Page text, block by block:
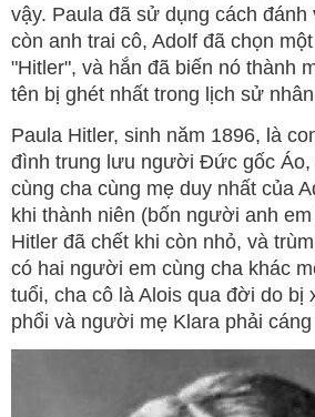
vậy. Paula đã sử dụng cách đánh
còn anh trai cô, Adolf đã chọn
"Hitler", và hắn đã biến nó thành
tên bị ghét nhất trong lịch sử
Paula Hitler, sinh năm 1896, là
đình trung lưu người Đức gốc
cùng cha cùng mẹ duy nhất của
khi thành niên (bốn người anh
Hitler đã chết khi còn nhỏ, và
có hai người em cùng cha khác
tuổi, cha cô là Alois qua đời do bị
phổi và người mẹ Klara phải